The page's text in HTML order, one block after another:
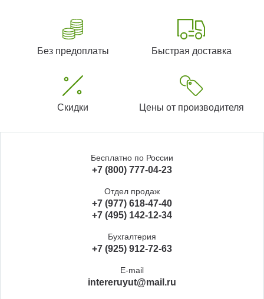
Без предоплаты Быстрая доставка
Скидки Цены от производителя
Бесплатно по России
+7 (800) 777-04-23
Отдел продаж
+7 (977) 618-47-40
+7 (495) 142-12-34
Бухгалтерия
+7 (925) 912-72-63
E-mail
intereruyut@mail.ru